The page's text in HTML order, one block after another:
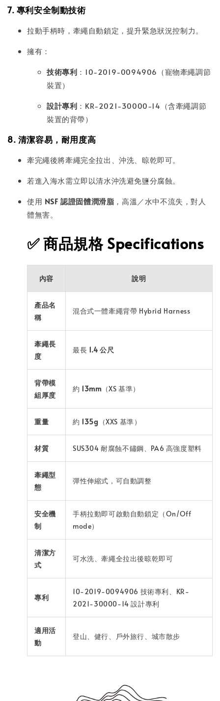
7. 專利安全制動技術
拉動手柄時，牽繩自動鎖定，提升緊急狀況控制力。
擁有：
技術專利 ：10-2019-0094906（寵物牽繩調節
裝置）
設計專利 ：KR-2021-30000-14（含牽繩調節
裝置的背帶）
8. 清潔容易，耐用度高
牽完繩後將牽繩完全拉出、沖洗、晾乾即可。
若進入海水需立即以清水沖洗避免鹽分腐蝕。
使用 NSF 認證固體潤滑脂 ，高溫／水中不流失，對人
體無害。
✅商品規格 Specifications
內容 說明
產品名
稱
混合式一體牽繩背帶 Hybrid Harness
牽繩長
度
最長 1.4 公尺
背帶模
組厚度
約 13mm （XS 基準）
重量 約 135g （XXS 基準）
材質 SUS304 耐腐蝕不鏽鋼、PA6 高強度塑料
牽繩型
態
彈性伸縮式，可自動調整
安全機
制
手柄拉動即可啟動自動鎖定（On/Off
mode）
清潔方
式
可水洗、牽繩全拉出後晾乾即可
專利
10-2019-0094906 技術專利、KR-
2021-30000-14 設計專利
適用活
動
登山、健行、戶外旅行、城市散步